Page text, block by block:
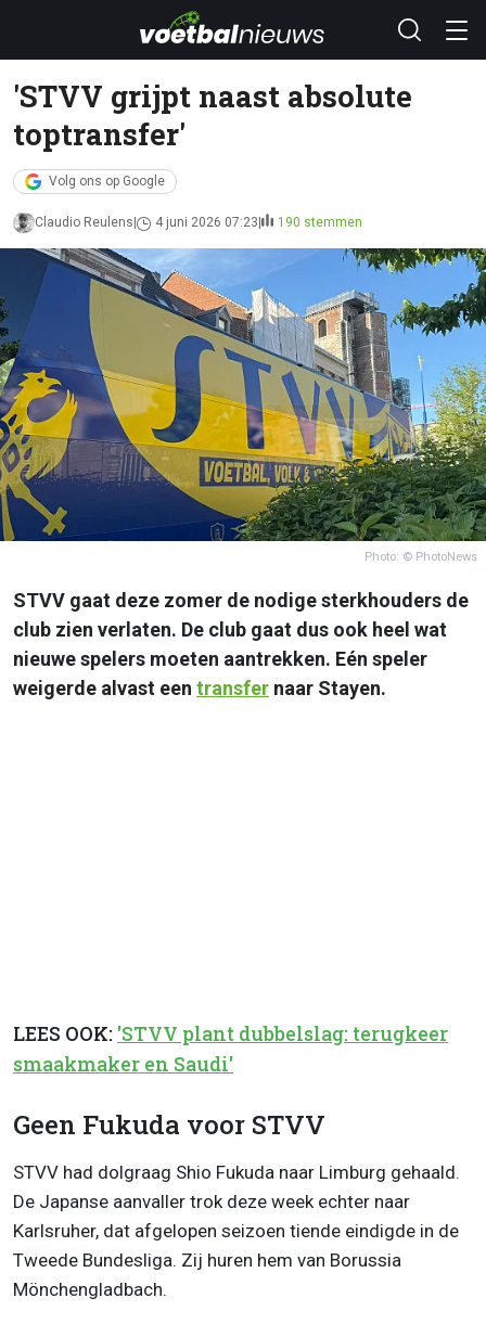
'STVV grijpt naast absolute
toptransfer'
Volg ons op Google
Claudio Reulens 4 juni 2026 07:23 190 stemmen
Photo: © PhotoNews
STVV gaat deze zomer de nodige sterkhouders de
club zien verlaten. De club gaat dus ook heel wat
nieuwe spelers moeten aantrekken. Eén speler
weigerde alvast een transfer naar Stayen.
LEES OOK: 'STVV plant dubbelslag: terugkeer
smaakmaker en Saudi'
Geen Fukuda voor STVV
STVV had dolgraag Shio Fukuda naar Limburg gehaald.
De Japanse aanvaller trok deze week echter naar
Karlsruher, dat afgelopen seizoen tiende eindigde in de
Tweede Bundesliga. Zij huren hem van Borussia
Mönchengladbach.